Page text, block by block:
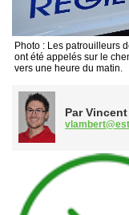
Photo : Les patrouilleurs
ont été appelés sur le
vers une heure du matin.
Par